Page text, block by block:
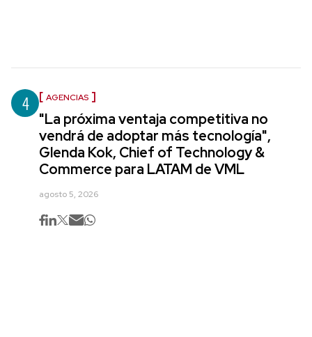
4 AGENCIAS
"La próxima ventaja competitiva no
vendrá de adoptar más tecnología",
Glenda Kok, Chief of Technology &
Commerce para LATAM de VML
agosto 5, 2026